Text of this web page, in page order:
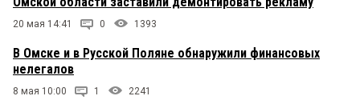
20 мая 14:41 0 1393
В Омске и в Русской Поляне обнаружили финансовых
нелегалов
8 мая 10:00 1 2241